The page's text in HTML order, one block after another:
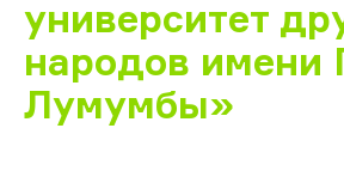
университет
народов имени
Лумумбы»